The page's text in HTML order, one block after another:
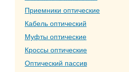
Приемники оптические
Кабель оптический
Муфты оптические
Кроссы оптические
Оптический пассив